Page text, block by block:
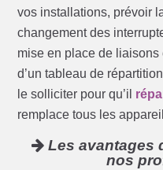
vos installations, prévoir
changement des
mise en place de
d’un tableau de
le solliciter pour qu’il
remplace tous les
Les avantages
nos